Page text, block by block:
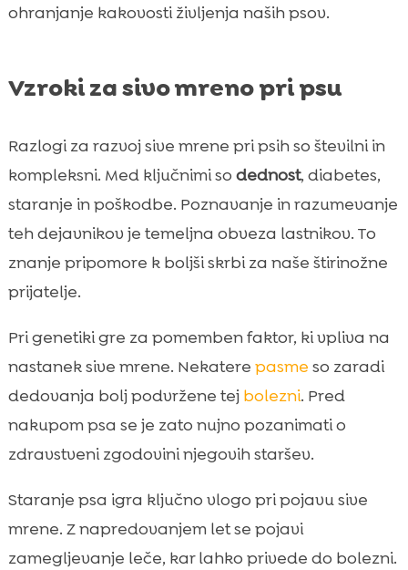
ohranjanje kakovosti življenja naših psov.
Vzroki za sivo mreno pri psu
Razlogi za razvoj sive mrene pri psih so številni in
kompleksni. Med ključnimi so dednost, diabetes,
staranje in poškodbe. Poznavanje in razumevanje
teh dejavnikov je temeljna obveza lastnikov. To
znanje pripomore k boljši skrbi za naše štirinožne
prijatelje.
Pri genetiki gre za pomemben faktor, ki vpliva na
nastanek sive mrene. Nekatere pasme so zaradi
dedovanja bolj podvržene tej bolezni. Pred
nakupom psa se je zato nujno pozanimati o
zdravstveni zgodovini njegovih staršev.
Staranje psa igra ključno vlogo pri pojavu sive
mrene. Z napredovanjem let se pojavi
zamegljevanje leče, kar lahko privede do bolezni.